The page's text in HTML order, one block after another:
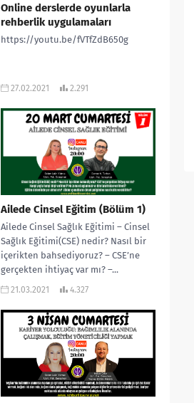
Online derslerde oyunlarla
rehberlik uygulamaları
https://youtu.be/fVTfZdB650g
27.02.2021 2.291
Ailede Cinsel Eğitim (Bölüm 1)
Ailede Cinsel Sağlık Eğitimi – Cinsel
Sağlık Eğitimi(CSE) nedir? Nasıl bir
içerikten bahsediyoruz? – CSE’ne
gerçekten ihtiyaç var mı? –...
21.03.2021 4.327